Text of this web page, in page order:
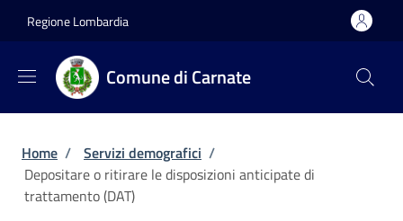
Regione Lombardia
Comune di Carnate
Briciole di pane
Home / Servizi demografici /
Depositare o ritirare le disposizioni anticipate di
trattamento (DAT)